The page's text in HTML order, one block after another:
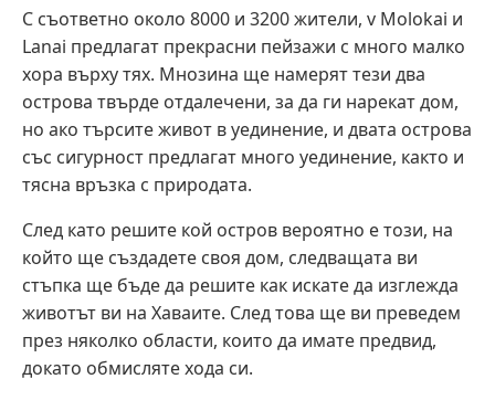
С съответно около 8000 и 3200 жители, v Molokai и
Lanai предлагат прекрасни пейзажи с много малко
хора върху тях. Мнозина ще намерят тези два
острова твърде отдалечени, за да ги нарекат дом,
но ако търсите живот в уединение, и двата острова
със сигурност предлагат много уединение, както и
тясна връзка с природата.
След като решите кой остров вероятно е този, на
който ще създадете своя дом, следващата ви
стъпка ще бъде да решите как искате да изглежда
животът ви на Хаваите. След това ще ви преведем
през няколко области, които да имате предвид,
докато обмисляте хода си.